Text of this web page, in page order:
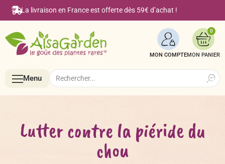
La livraison en France est offerte dès 59€ d’achat !
MON COMPTE
0
Menu
Search
for:
Lutter contre la piéride du
chou